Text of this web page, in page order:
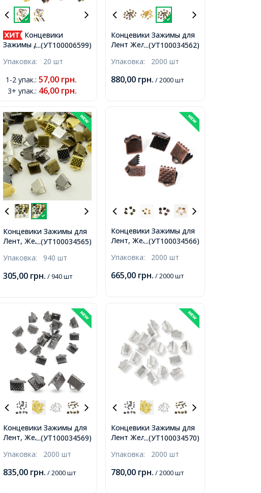
...(УТ100006599)
Концевики
Зажимы для Лент,
25х8х5мм, Отверстие
Упаковка: 20 шт
1-2 упак.: 57,00 грн.
3+ упак.: 46,00 грн.
...(УТ100034562)
Концевики Зажимы для
Лент Железные, Бронза,
2мм,
Упаковка: 2000 шт
880,00 грн. / 2000 шт
...(УТ100034565)
Концевики Зажимы для
Лент, Железные, Микс,
2мм,
Упаковка: 940 шт
305,00 грн. / 940 шт
...(УТ100034566)
Концевики Зажимы для
Лент, Железные, Медь,
Упаковка: 2000 шт
665,00 грн. / 2000 шт
...(УТ100034569)
Концевики Зажимы для
Лент, Железные,
8х6х5мм, Отверстие
Упаковка: 2000 шт
835,00 грн. / 2000 шт
...(УТ100034570)
Концевики Зажимы для
Лент Железные,
Отверстие 2мм,
Упаковка: 2000 шт
780,00 грн. / 2000 шт